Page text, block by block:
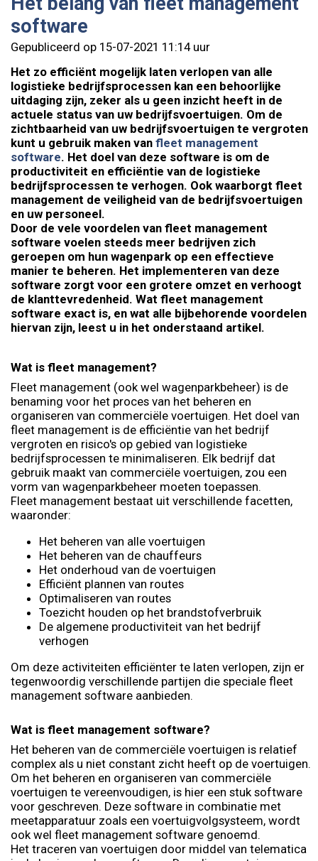
software
Gepubliceerd op 15-07-2021 11:14 uur
Het zo efficiënt mogelijk laten verlopen van alle
logistieke bedrijfsprocessen kan een behoorlijke
uitdaging zijn, zeker als u geen inzicht heeft in de
actuele status van uw bedrijfsvoertuigen. Om de
zichtbaarheid van uw bedrijfsvoertuigen te vergroten
kunt u gebruik maken van fleet management
software. Het doel van deze software is om de
productiviteit en efficiëntie van de logistieke
bedrijfsprocessen te verhogen. Ook waarborgt fleet
management de veiligheid van de bedrijfsvoertuigen
en uw personeel.
Door de vele voordelen van fleet management
software voelen steeds meer bedrijven zich
geroepen om hun wagenpark op een effectieve
manier te beheren. Het implementeren van deze
software zorgt voor een grotere omzet en verhoogt
de klanttevredenheid. Wat fleet management
software exact is, en wat alle bijbehorende voordelen
hiervan zijn, leest u in het onderstaand artikel.
Wat is fleet management?
Fleet management (ook wel wagenparkbeheer) is de
benaming voor het proces van het beheren en
organiseren van commerciële voertuigen. Het doel van
fleet management is de efficiëntie van het bedrijf
vergroten en risico's op gebied van logistieke
bedrijfsprocessen te minimaliseren. Elk bedrijf dat
gebruik maakt van commerciële voertuigen, zou een
vorm van wagenparkbeheer moeten toepassen.
Fleet management bestaat uit verschillende facetten,
waaronder:
Het beheren van alle voertuigen
Het beheren van de chauffeurs
Het onderhoud van de voertuigen
Efficiënt plannen van routes
Optimaliseren van routes
Toezicht houden op het brandstofverbruik
De algemene productiviteit van het bedrijf
verhogen
Om deze activiteiten efficiënter te laten verlopen, zijn er
tegenwoordig verschillende partijen die speciale fleet
management software aanbieden.
Wat is fleet management software?
Het beheren van de commerciële voertuigen is relatief
complex als u niet constant zicht heeft op de voertuigen.
Om het beheren en organiseren van commerciële
voertuigen te vereenvoudigen, is hier een stuk software
voor geschreven. Deze software in combinatie met
meetapparatuur zoals een voertuigvolgsysteem, wordt
ook wel fleet management software genoemd.
Het traceren van voertuigen door middel van telematica